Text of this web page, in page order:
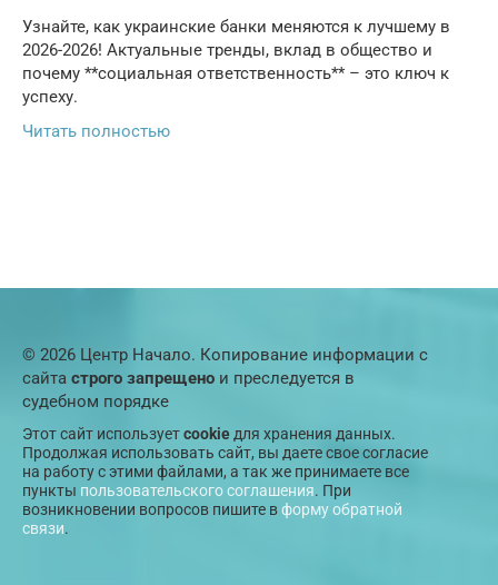
Узнайте, как украинские банки меняются к лучшему в
2026-2026! Актуальные тренды, вклад в общество и
почему **социальная ответственность** – это ключ к
успеху.
Читать полностью
© 2026 Центр Начало. Копирование информации с
сайта строго запрещено и преследуется в
судебном порядке
Этот сайт используетcookie для хранения данных.
Продолжая использовать сайт, вы даете свое согласие
на работу с этими файлами, а так же принимаете все
пункты пользовательского соглашения. При
возникновении вопросов пишите вформу обратной
связи.